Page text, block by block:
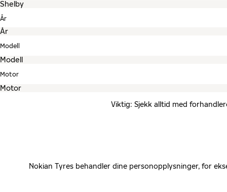
År
Modell
Motor
Viktig: Sjekk alltid med
Nokian Tyres behandler dine personopplysninger, for